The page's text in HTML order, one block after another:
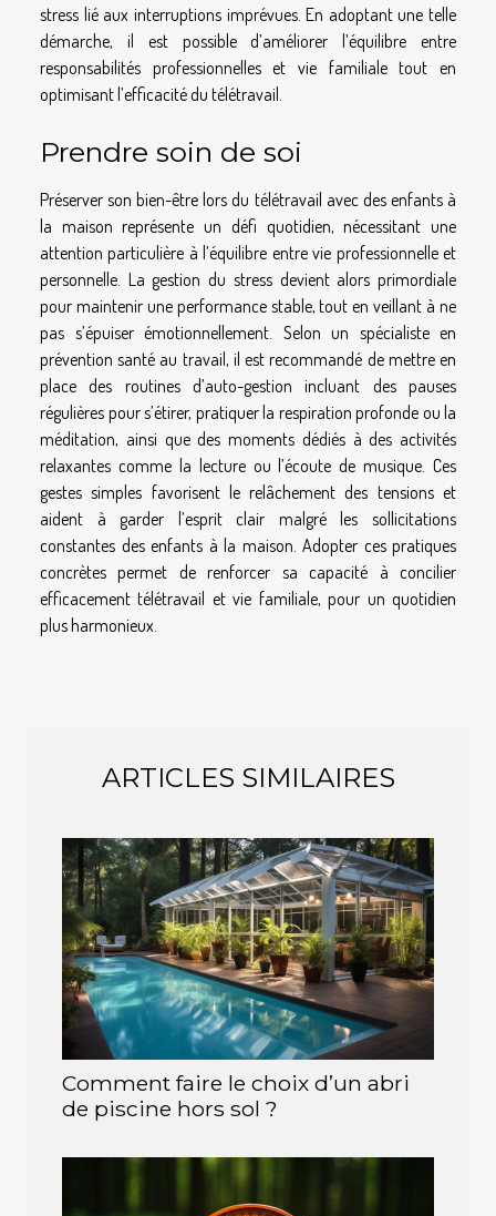
stress lié aux interruptions imprévues. En adoptant une telle
démarche, il est possible d’améliorer l’équilibre entre
responsabilités professionnelles et vie familiale tout en
optimisant l’efficacité du télétravail.
Prendre soin de soi
Préserver son bien-être lors du télétravail avec des enfants à
la maison représente un défi quotidien, nécessitant une
attention particulière à l’équilibre entre vie professionnelle et
personnelle. La gestion du stress devient alors primordiale
pour maintenir une performance stable, tout en veillant à ne
pas s’épuiser émotionnellement. Selon un spécialiste en
prévention santé au travail, il est recommandé de mettre en
place des routines d’auto-gestion incluant des pauses
régulières pour s’étirer, pratiquer la respiration profonde ou la
méditation, ainsi que des moments dédiés à des activités
relaxantes comme la lecture ou l’écoute de musique. Ces
gestes simples favorisent le relâchement des tensions et
aident à garder l’esprit clair malgré les sollicitations
constantes des enfants à la maison. Adopter ces pratiques
concrètes permet de renforcer sa capacité à concilier
efficacement télétravail et vie familiale, pour un quotidien
plus harmonieux.
ARTICLES SIMILAIRES
Comment faire le choix d’un abri
de piscine hors sol ?